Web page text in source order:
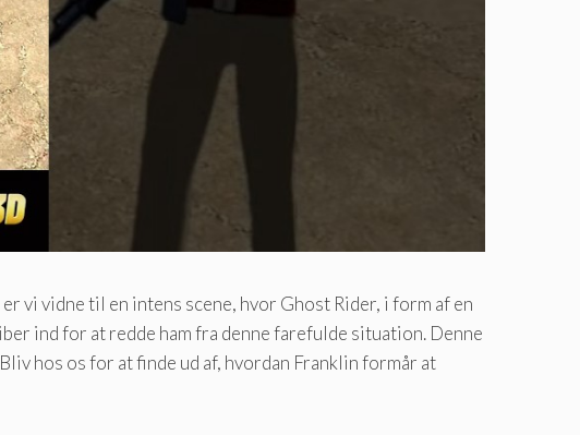
vi vidne til en intens scene, hvor Ghost Rider, i form af en
ind for at redde ham fra denne farefulde situation. Denne
hos os for at finde ud af, hvordan Franklin formår at